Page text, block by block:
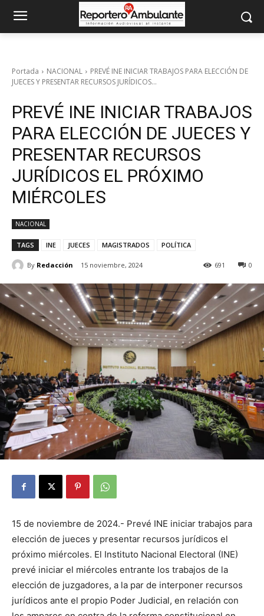
Portada NACIONAL
PREVÉ INE INICIAR TRABAJOS PARA ELECCIÓN DE
JUECES Y PRESENTAR RECURSOS JURÍDICOS...
PREVÉ INE INICIAR TRABAJOS
PARA ELECCIÓN DE JUECES Y
PRESENTAR RECURSOS
JURÍDICOS EL PRÓXIMO
MIÉRCOLES
NACIONAL
TAGS INE JUECES MAGISTRADOS POLÍTICA
By Redacción 15 noviembre, 2024 0
691
15 de noviembre de 2024.- Prevé INE iniciar trabajos para
elección de jueces y presentar recursos jurídicos el
próximo miércoles. El Instituto Nacional Electoral (INE)
prevé iniciar el miércoles entrante los trabajos de la
elección de juzgadores, a la par de interponer recursos
jurídicos ante el propio Poder Judicial, en relación con